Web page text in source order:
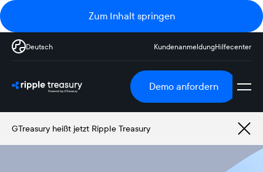
Zum Inhalt springen
Deutsch KundenanmeldungHilfecenter
Demo anfordern
GTreasury heißt jetzt Ripple Treasury